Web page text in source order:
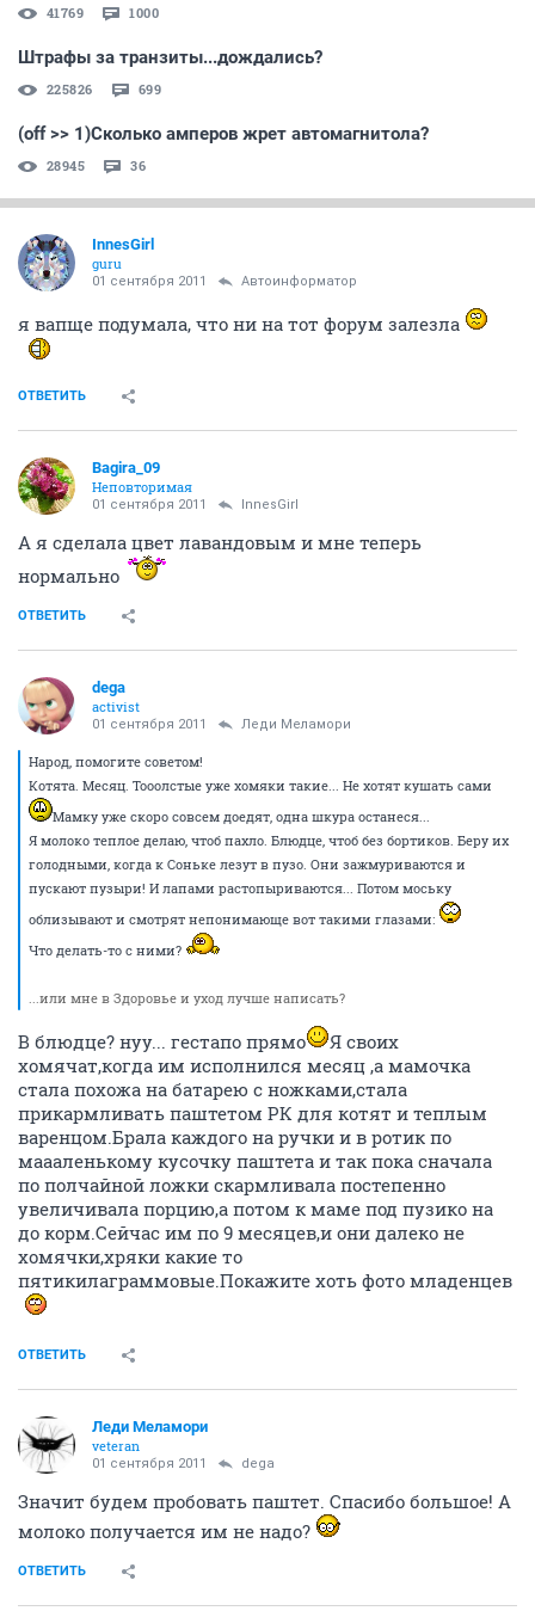
41769 1000
Штрафы за транзиты...дождались?
225826 699
(off >> 1)Сколько амперов жрет автомагнитола?
28945 36
InnesGirl
guru
01 сентября 2011 Автоинформатор
я вапще подумала, что ни на тот форум залезла
ОТВЕТИТЬ
Bagira_09
Неповторимая
01 сентября 2011 InnesGirl
А я сделала цвет лавандовым и мне теперь
нормально
ОТВЕТИТЬ
dega
activist
01 сентября 2011 Леди Меламори
Народ, помогите советом!
Котята. Месяц. Тооолстые уже хомяки такие... Не хотят кушать сами
Мамку уже скоро совсем доедят, одна шкура останеся...
Я молоко теплое делаю, чтоб пахло. Блюдце, чтоб без бортиков. Беру их
голодными, когда к Соньке лезут в пузо. Они зажмуриваются и
пускают пузыри! И лапами растопыриваются... Потом моську
облизывают и смотрят непонимающе вот такими глазами:
Что делать-то с ними?
...или мне в Здоровье и уход лучше написать?
В блюдце? нуу... гестапо прямо
Я своих
хомячат,когда им исполнился месяц ,а мамочка
стала похожа на батарею с ножками,стала
прикармливать паштетом РК для котят и теплым
варенцом.Брала каждого на ручки и в ротик по
маааленькому кусочку паштета и так пока сначала
по полчайной ложки скармливала постепенно
увеличивала порцию,а потом к маме под пузико на
до корм.Сейчас им по 9 месяцев,и они далеко не
хомячки,хряки какие то
пятикилаграммовые.Покажите хоть фото младенцев
ОТВЕТИТЬ
Леди Меламори
veteran
01 сентября 2011 dega
Значит будем пробовать паштет. Спасибо большое! А
молоко получается им не надо?
ОТВЕТИТЬ